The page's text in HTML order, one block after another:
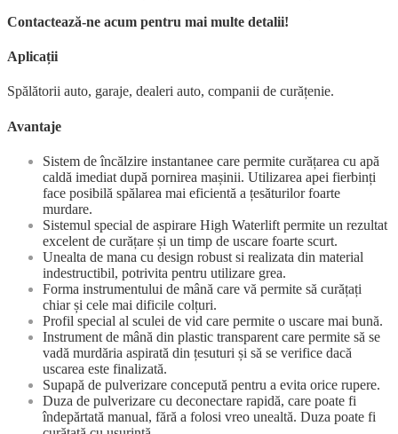
Contactează-ne acum pentru mai multe detalii!
Aplicații
Spălătorii auto, garaje, dealeri auto, companii de curățenie.
Avantaje
Sistem de încălzire instantanee care permite curățarea cu apă
caldă imediat după pornirea mașinii. Utilizarea apei fierbinți
face posibilă spălarea mai eficientă a țesăturilor foarte
murdare.
Sistemul special de aspirare High Waterlift permite un rezultat
excelent de curățare și un timp de uscare foarte scurt.
Unealta de mana cu design robust si realizata din material
indestructibil, potrivita pentru utilizare grea.
Forma instrumentului de mână care vă permite să curățați
chiar și cele mai dificile colțuri.
Profil special al sculei de vid care permite o uscare mai bună.
Instrument de mână din plastic transparent care permite să se
vadă murdăria aspirată din țesuturi și să se verifice dacă
uscarea este finalizată.
Supapă de pulverizare concepută pentru a evita orice rupere.
Duza de pulverizare cu deconectare rapidă, care poate fi
îndepărtată manual, fără a folosi vreo unealtă. Duza poate fi